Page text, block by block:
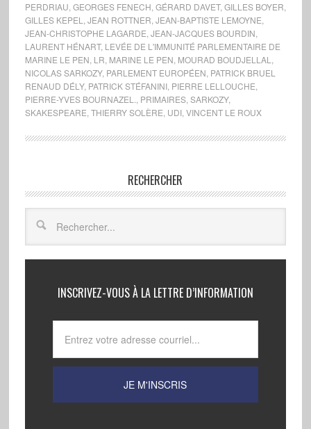
PERDRIAU GEORGES FENECH GÉRARD DAVET, GILLES BOYER
GILLES KEPEL
JEAN ROTTNER JEAN-BAPTISTE LEMOYNE
JEAN-CHRISTOPHE LAGARDE JEAN-JACQUES BOURDIN
LAURENT HÉNART, LEVÉE DE L'IMMUNITÉ PARLEMENTAIRE DE
MARINE LE PEN LR MARINE LE PEN MOURAD BOUDJELLAL
NICOLAS SARKOZY, PARLEMENT EUROPÉEN PATRICK BRUEL
RENAUD DÉLY, PATRICK STÉFANINI, PIERRE LELLOUCHE
PIERRE-YVES BOURNAZEL.
PRIMAIRES, SARKOZY,
SKAKESPEARE THIERRY SOLÈRE UDI, VINCENT LE ROUX
RECHERCHER
INSCRIVEZ-VOUS À LA LETTRE D’INFORMATION